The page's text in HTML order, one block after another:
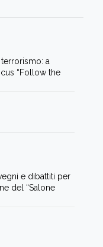
a
“Follow the
e dibattiti per
del “Salone